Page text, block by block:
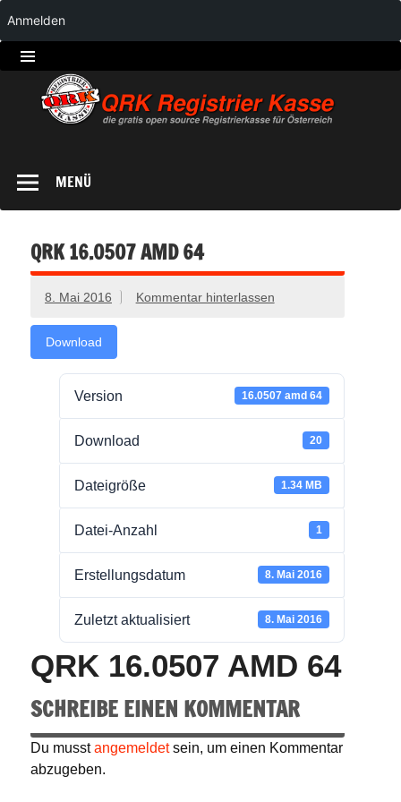
QRK
MENÜ
QRK 16.0507 AMD 64
8. Mai 2016 Kommentar hinterlassen
Download
Version 16.0507 amd 64
Download 20
Dateigröße 1.34 MB
Datei-Anzahl 1
Erstellungsdatum 8. Mai 2016
Zuletzt aktualisiert 8. Mai 2016
QRK 16.0507 AMD 64
SCHREIBE EINEN KOMMENTAR
Du musstangemeldetsein, um einen Kommentar
abzugeben.
Anmelden